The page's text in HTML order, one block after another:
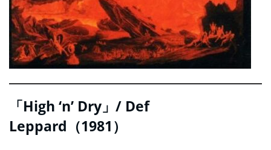
「High ‘n’ Dry」/ Def
Leppard（1981）